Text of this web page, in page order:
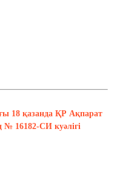
18 қазанда ҚР Ақпарат
№ 16182-СИ куәлігі